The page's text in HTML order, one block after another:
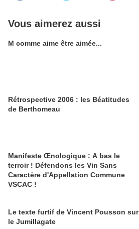
Vous aimerez aussi
M comme aime être aimée...
Rétrospective 2006 : les Béatitudes
de Berthomeau
Manifeste Œnologique : A bas le
terroir ! Défendons les Vin Sans
Caractère d'Appellation Commune
VSCAC !
Le texte furtif de Vincent Pousson sur
le Jumillagate